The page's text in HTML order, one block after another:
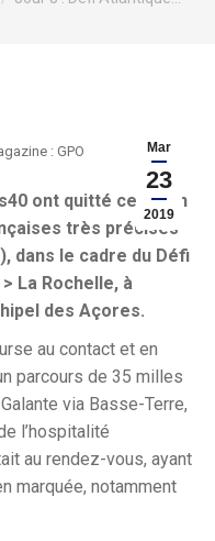
Mar
23
2019
: GPO
ont quitté ce matin
très précises
dans le cadre du Défi
La Rochelle, à
des Açores.
au contact et en
parcours de 35 milles
via Basse-Terre,
l’hospitalité
au rendez-vous, ayant
marquée, notamment